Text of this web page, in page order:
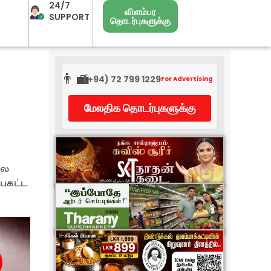
24/7
SUPPORT
விளம்பர
தொடர்புகளுக்கு
👨‍💼(+94) 72 799 1229For Advertising
மேலதிக தொடர்புகளுக்கு